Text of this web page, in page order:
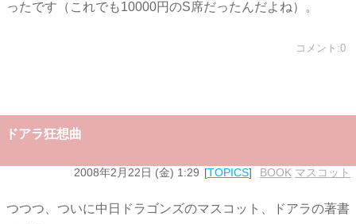
ったです（これでも10000円のS席だったんだよね）。
コメント:0
ドアラ狂想曲
2008年2月22日 (金) 1:29 TOPICS BOOK マスコット
つつつ、ついに中日ドラゴンズのマスコット、ドアラの著書